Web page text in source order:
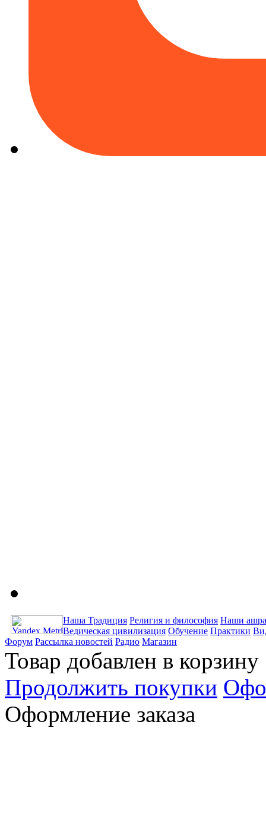
Наша Традиция Религия и философия Наши
Ведическая цивилизация Обучение Практики
Форум Рассылка новостей Радио Магазин
Товар добавлен в корзину
Продолжить покупки
Оформление заказа